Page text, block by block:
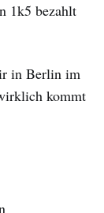
1k5 bezahlt
in Berlin im
kommt